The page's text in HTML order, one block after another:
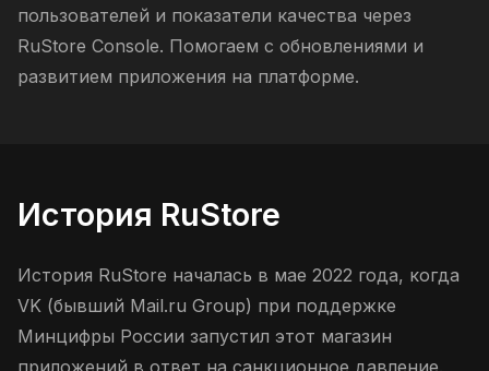
пользователей и показатели качества через
RuStore Console. Помогаем с обновлениями и
развитием приложения на платформе.
История RuStore
История RuStore началась в мае 2022 года, когда
VK (бывший Mail.ru Group) при поддержке
Минцифры России запустил этот магазин
приложений в ответ на санкционное давление.